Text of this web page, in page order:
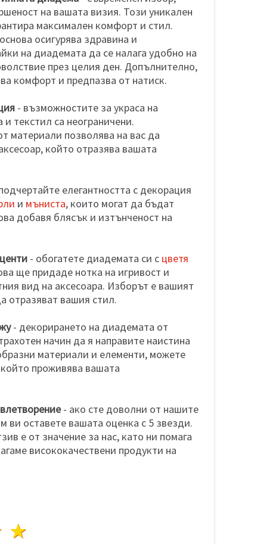
на вашата визия. Този уникален
максимален комфорт и стил.
осигурява здравина и
на диадемата да се налага удобно на
през целия ден. Допълнително,
комфорт и предпазва от натиск.
- възможностите за украса на
текстил са неограничени.
материали позволява на вас да
който отразява вашата
елегантността с декорация
и мъниста, които могат да бъдат
добавя блясък и изтънченост на
- обогатете диадемата си с цветя
ще придаде нотка на игривост и
вид на аксесоара. Изборът е вашият
отразяват вашия стил.
- декорирането на диадемата от
начин да я направите наистина
материали и елементи, можете
проживява вашата
- ако сте доволни от нашите
ви оставете вашата оценка с 5 звезди.
е от значение за нас, като ни помага
висококачествени продукти на
4 звезди